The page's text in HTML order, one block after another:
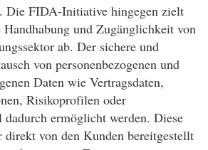
Die FIDA-Initiative hingegen zielt
Handhabung und Zugänglichkeit von
ab. Der sichere und
von personenbezogenen und
Daten wie Vertragsdaten,
Risikoprofilen oder
ermöglicht werden. Diese
direkt von den Kunden bereitgestellt